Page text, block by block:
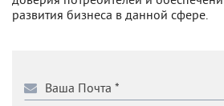
развития бизнеса в данной сфере.